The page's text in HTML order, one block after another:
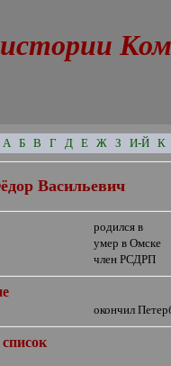
А Б В Г Д Е Ж З И-Й К
Васильевич
родился в
умер в Омске
член РСДРП
окончил